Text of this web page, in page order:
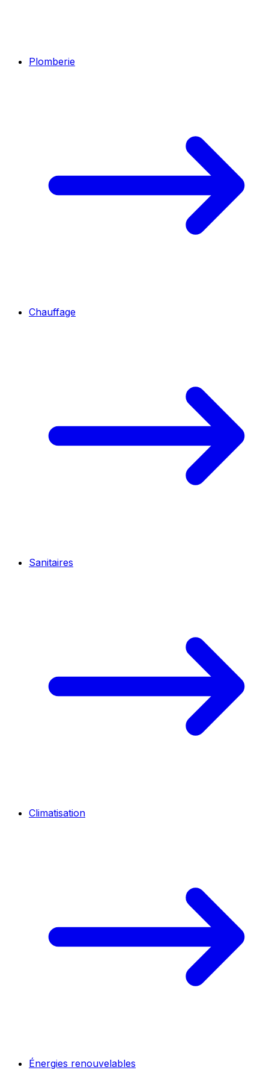
Plomberie
Chauffage
Sanitaires
Climatisation
Énergies renouvelables